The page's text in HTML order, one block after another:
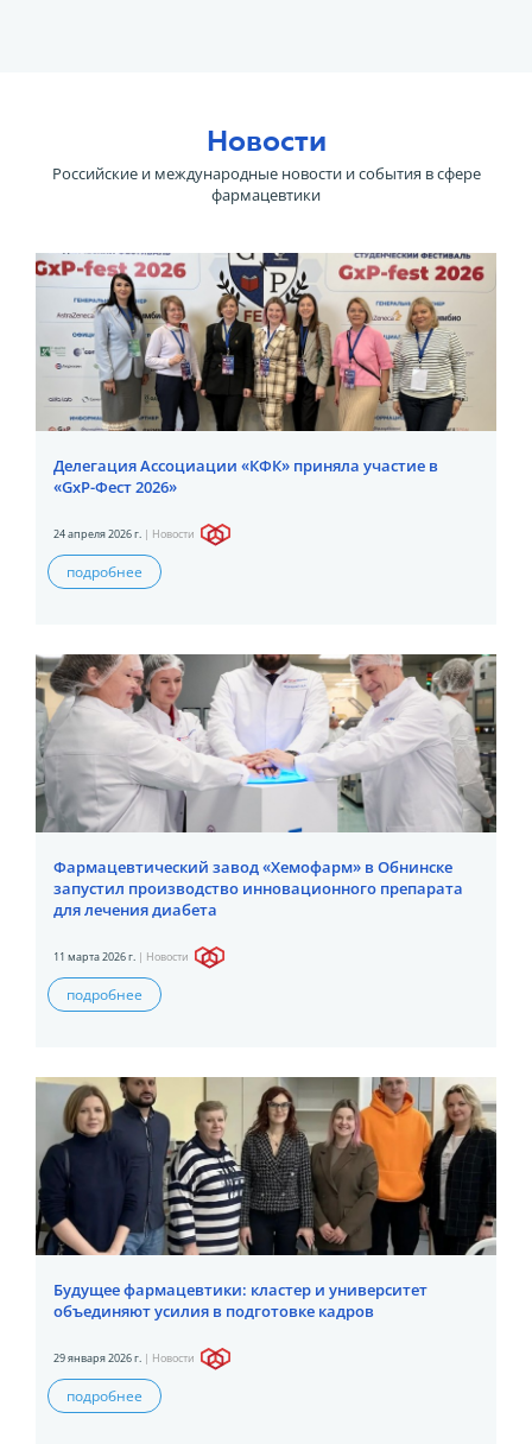
Новости
Российские и международные новости и события в сфере
фармацевтики
Делегация Ассоциации «КФК» приняла участие в
«GxP-Фест 2026»
24 апреля 2026 г. | Новости
подробнее
Фармацевтический завод «Хемофарм» в Обнинске
запустил производство инновационного препарата
для лечения диабета
11 марта 2026 г. | Новости
подробнее
Будущее фармацевтики: кластер и университет
объединяют усилия в подготовке кадров
29 января 2026 г. | Новости
подробнее